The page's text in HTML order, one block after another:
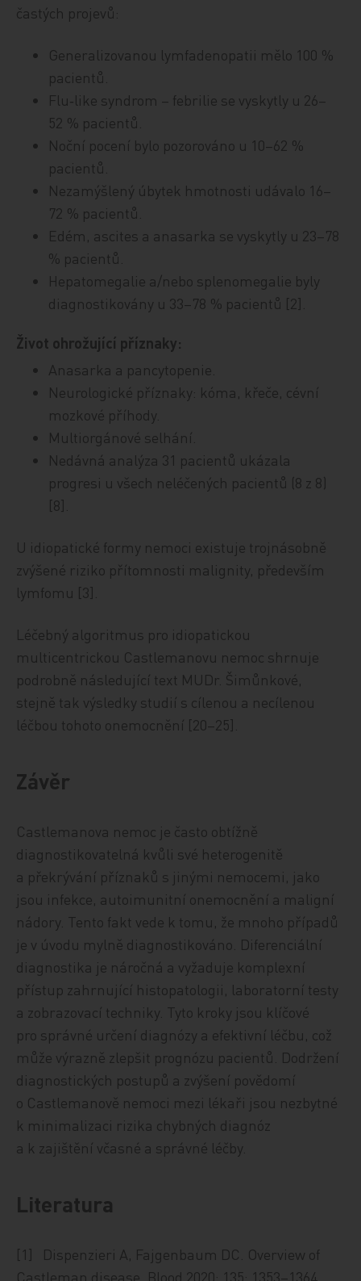
častých projevů:
Generalizovanou lymfadenopatii mělo 100 %
pacientů.
Flu‑like syndrom – febrilie se vyskytly u 26–
52 % pacientů.
Noční pocení bylo pozorováno u 10–62 %
pacientů.
Nezamýšlený úbytek hmotnosti udávalo 16–
72 % pacientů.
Edém, ascites a anasarka se vyskytly u 23–78
% pacientů.
Hepatomegalie a/nebo splenomegalie byly
diagnostikovány u 33–78 % pacientů [2].
Život ohrožující příznaky:
Anasarka a pancytopenie.
Neurologické příznaky: kóma, křeče, cévní
mozkové příhody.
Multiorgánové selhání.
Nedávná analýza 31 pacientů ukázala
progresi u všech neléčených pacientů (8 z 8)
[8].
U idiopatické formy nemoci existuje trojnásobně
zvýšené riziko přítomnosti malignity, především
lymfomu [3].
Léčebný algoritmus pro idiopatickou
multicentrickou Castlemanovu nemoc shrnuje
podrobně následující text MUDr. Šimůnkové,
stejně tak výsledky studií s cílenou a necílenou
léčbou tohoto onemocnění [20–25].
Závěr
Castlemanova nemoc je často obtížně
diagnostikovatelná kvůli své heterogenitě
a překrývání příznaků s jinými nemocemi, jako
jsou infekce, autoimunitní onemocnění a maligní
nádory. Tento fakt vede k tomu, že mnoho případů
je v úvodu mylně diagnostikováno. Diferenciální
diagnostika je náročná a vyžaduje komplexní
přístup zahrnující histopatologii, laboratorní testy
a zobrazovací techniky. Tyto kroky jsou klíčové
pro správné určení diagnózy a efektivní léčbu, což
může výrazně zlepšit prognózu pacientů. Dodržení
diagnostických postupů a zvýšení povědomí
o Castlemanově nemoci mezi lékaři jsou nezbytné
k minimalizaci rizika chybných diagnóz
a k zajištění včasné a správné léčby.
Literatura
[1] Dispenzieri A, Fajgenbaum DC. Overview of
Castleman disease. Blood 2020; 135: 1353–1364.